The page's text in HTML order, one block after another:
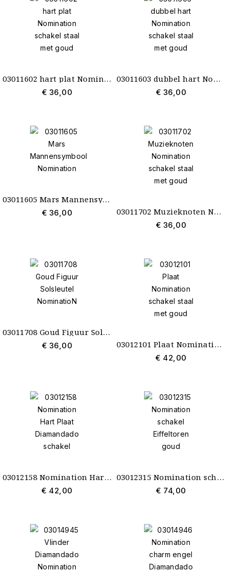
03011602 hart plat Nomination schakel staal met goud
€ 36,00
03011603 dubbel hart Nomination schakel staal met goud
€ 36,00
03011605 Mars Mannensymbool Nomination
€ 36,00 03011702 Muzieknoten Nomination schakel staal met goud
€ 36,00
03011708 Goud Figuur Solsleutel NominatioN
€ 36,00 03012101 Plaat Nomination schakel staal met goud
€ 42,00
03012158 Nomination Hart Plaat Diamandado schakel
€ 42,00
03012315 Nomination schakel Eiffeltoren goud
€ 74,00